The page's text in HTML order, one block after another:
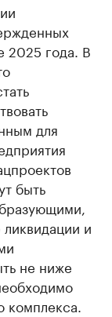
2025 года. В
для
быть
и
не ниже
комплекса.